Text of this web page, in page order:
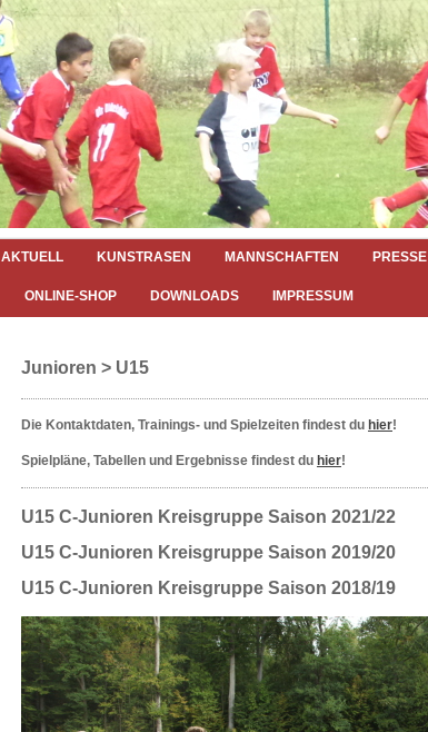
AKTUELL KUNSTRASEN MANNSCHAFTEN PRESSE
ONLINE-SHOP DOWNLOADS IMPRESSUM
Junioren > U15
Die Kontaktdaten, Trainings- und Spielzeiten findest du hier!
Spielpläne, Tabellen und Ergebnisse findest du hier!
U15 C-Junioren Kreisgruppe Saison 2021/22
U15 C-Junioren Kreisgruppe Saison 2019/20
U15 C-Junioren Kreisgruppe Saison 2018/19